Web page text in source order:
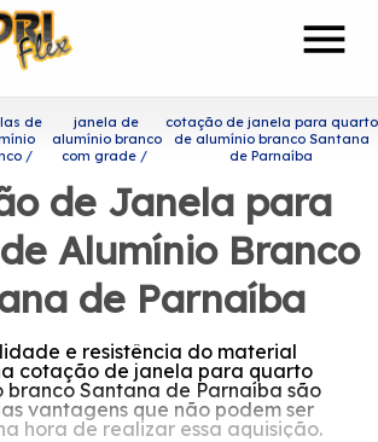
menu
de
janela de
alumínio branco
com grade
cotação de janela para quarto
de alumínio branco Santana
de Parnaíba
de Janela para
Alumínio Branco
de Parnaíba
e resistência do material
cotação de janela para quarto
branco Santana de Parnaíba são
vantagens que não podem ser
hora de realizar essa aquisição.